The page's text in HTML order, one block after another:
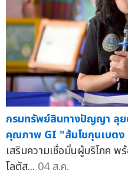
กรมทรัพย์สินทางปัญญา ลุย
คุณภาพ GI "ส้มโชกุนเบตง
เสริมความเชื่อมั่นผู้บริโภค
โลตัส... 04 ส.ค.